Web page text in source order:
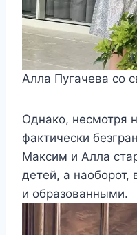
Алла Пугачева со
Однако, несмотря
фактически
Максим и Алла
детей, а
и образованными.